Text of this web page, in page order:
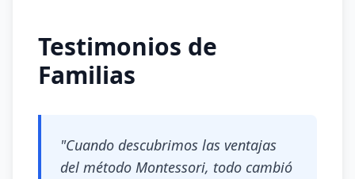
Testimonios de
Familias
"Cuando descubrimos las ventajas
del método Montessori, todo cambió